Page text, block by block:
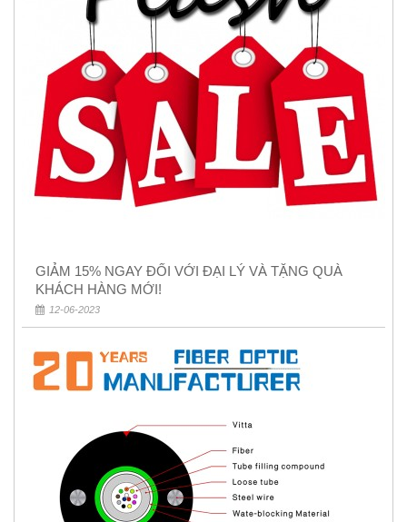
GIẢM 15% NGAY ĐỐI VỚI ĐẠI LÝ VÀ TẶNG QUÀ
KHÁCH HÀNG MỚI!
12-06-2023